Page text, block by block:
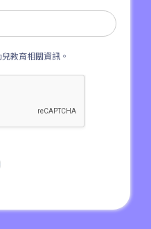
埔, 新田, 落馬
教育相關資訊。